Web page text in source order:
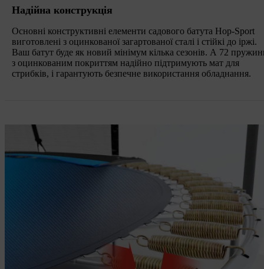
Надійна конструкція
Основні конструктивні елементи садового батута Hop-Sport
виготовлені з оцинкованої загартованої сталі і стійкі до іржі.
Ваш батут буде як новий мінімум кілька сезонів. А 72
з оцинкованим покриттям надійно підтримують мат для
стрибків, і гарантують безпечне використання обладнання.